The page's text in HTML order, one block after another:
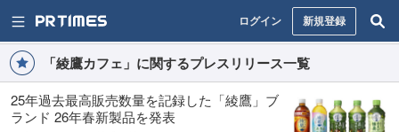
ログイン 新規登録
「綾鷹カフェ」に関するプレスリリース一覧
25年過去最高販売数量を記録した「綾鷹」ブ
ランド 26年春新製品を発表